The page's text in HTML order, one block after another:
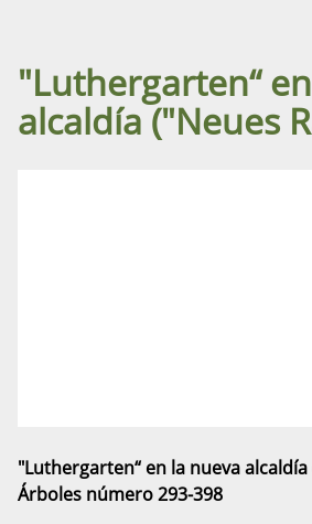
"Luthergarten“
alcaldía ("Neues
"Luthergarten“ en la nueva
Árboles número 293-398